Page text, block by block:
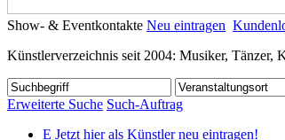
Show- & Eventkontakte Neu eintragen
Künstlerverzeichnis seit 2004: Musiker, Tänzer,
Erweiterte Suche Such-Auftrag
E Jetzt hier als Künstler neu eintragen!